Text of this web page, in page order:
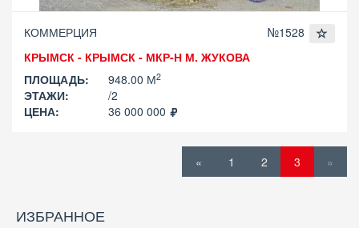
КОММЕРЦИЯ
№1528
КРЫМСК - КРЫМСК - МКР-Н М. ЖУКОВА
ПЛОЩАДЬ:
948.00 М2
ЭТАЖИ:
/2
ЦЕНА:
36 000 000
« 1 2 3 »
ИЗБРАННОЕ